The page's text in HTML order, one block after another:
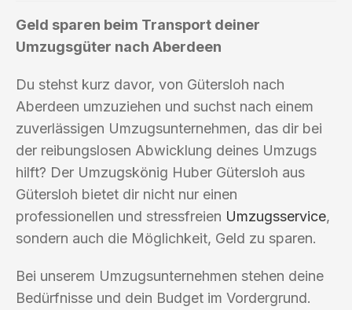
Geld sparen beim Transport deiner
Umzugsgüter nach Aberdeen
Du stehst kurz davor, von Gütersloh nach
Aberdeen umzuziehen und suchst nach einem
zuverlässigen Umzugsunternehmen, das dir bei
der reibungslosen Abwicklung deines Umzugs
hilft? Der Umzugskönig Huber Gütersloh aus
Gütersloh bietet dir nicht nur einen
professionellen und stressfreien Umzugsservice,
sondern auch die Möglichkeit, Geld zu sparen.
Bei unserem Umzugsunternehmen stehen deine
Bedürfnisse und dein Budget im Vordergrund.